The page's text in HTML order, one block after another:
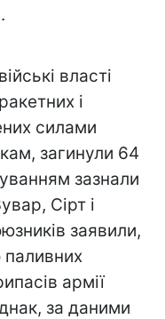
власті
і
силами
загинули 64
зазнали
Сірт і
заявили,
паливних
армії
за даними